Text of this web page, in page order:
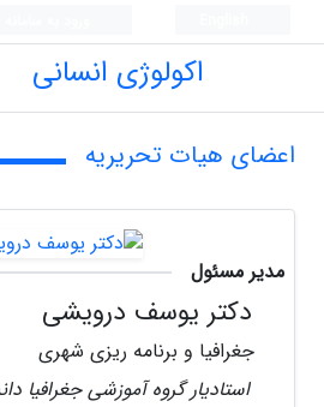
اکولوژی انسانی
اعضای هیات تحریریه
مدیر مسئول
دکتر یوسف درویشی
جغرافیا و برنامه ریزی شهری
استادیار گروه آموزشی جغرافیا